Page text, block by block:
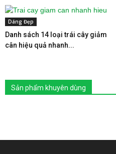
Dáng Đẹp
Danh sách 14 loại trái cây giảm
cân hiệu quả nhanh...
Sản phẩm khuyên dùng